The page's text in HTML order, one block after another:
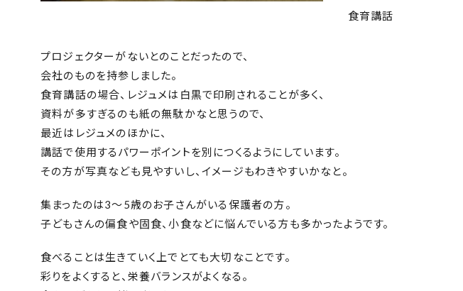
食育講話
プロジェクターがないとのことだったので、
会社のものを持参しました。
食育講話の場合、レジュメは白黒で印刷されることが多く、
資料が多すぎるのも紙の無駄かなと思うので、
最近はレジュメのほかに、
講話で使用するパワーポイントを別につくるようにしています。
その方が写真なども見やすいし、イメージもわきやすいかなと。
集まったのは3～5歳のお子さんがいる保護者の方。
子どもさんの偏食や固食、小食などに悩んでいる方も多かったようです。
食べることは生きていく上でとても大切なことです。
彩りをよくすると、栄養バランスがよくなる。